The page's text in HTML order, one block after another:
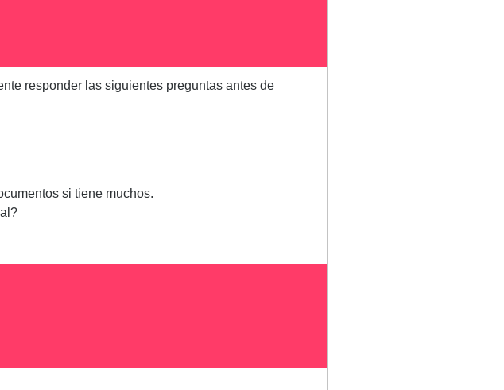
responder las siguientes preguntas antes de
si tiene muchos.